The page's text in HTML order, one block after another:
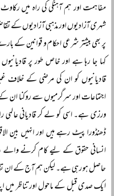
مفاہمت اور ہم آہنگی کی راہ میں
شہری آزادیوں اور مذہبی آزادیوں کے
پر بھی بیشتر شرعی احکام و قوانین کے
کہا جا رہا ہے اور خاص طور پر
قادیانیوں کو ان کی مرضی کے خلاف غیر
اجتماعات اور سرگرمیوں سے روکنا ان
ورزی ہے۔ اسی کو لے کر قادیانی
ڈھنڈورا پیٹ رہے ہیں اور انہیں بین
انسانی حقوق کے لیے کام کرنے
حاصل ہو رہی ہے۔ لیکن ہم آج کے ان
ایک صدی قبل کے ماحول اور تناظر